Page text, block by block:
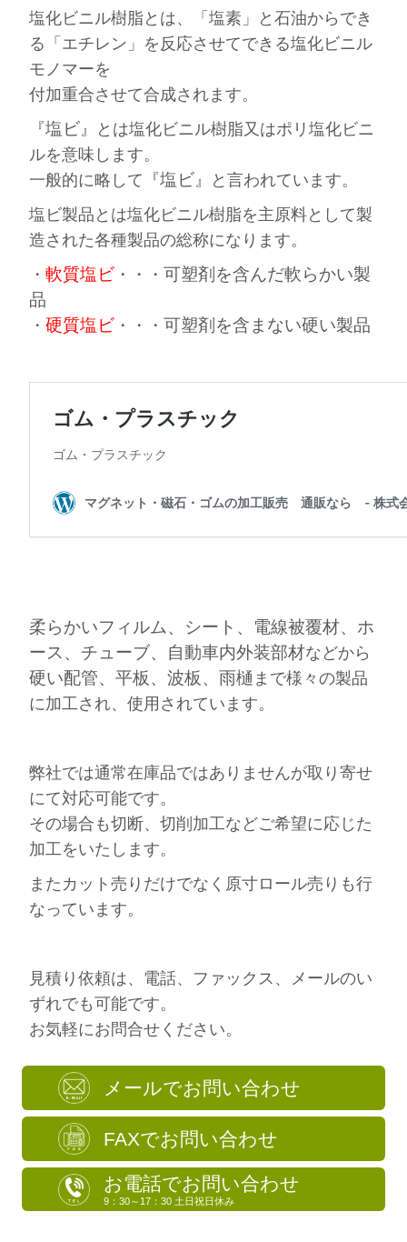
塩化ビニル樹脂とは、「塩素」と石油からでき
る「エチレン」を反応させてできる塩化ビニル
モノマーを
付加重合させて合成されます。
『塩ビ』とは塩化ビニル樹脂又はポリ塩化ビニ
ルを意味します。
一般的に略して『塩ビ』と言われています。
塩ビ製品とは塩化ビニル樹脂を主原料として製
造された各種製品の総称になります。
・ 軟質塩ビ・・・ 可塑剤を含んだ軟らかい製
品
・ 硬質塩ビ・・・ 可塑剤を含まない硬い製品
柔らかいフィルム、シート、電線被覆材、ホ
ース、チューブ、自動車内外装部材などから
硬い配管、平板、波板、雨樋 まで様々の製品
に加工され、使用されています。
弊社では通常在庫品ではありませんが取り寄せ
にて対応可能です。
その場合も切断、切削加工などご希望に応じた
加工をいたします。
またカット売りだけでなく原寸ロール売りも行
なっています。
見積り依頼は、電話、ファックス、メールのい
ずれでも可能です。
お気軽にお問合せください。
メールでお問い合わせ
FAXでお問い合わせ
お電話でお問い合わせ
9：30～17：30 土日祝日休み